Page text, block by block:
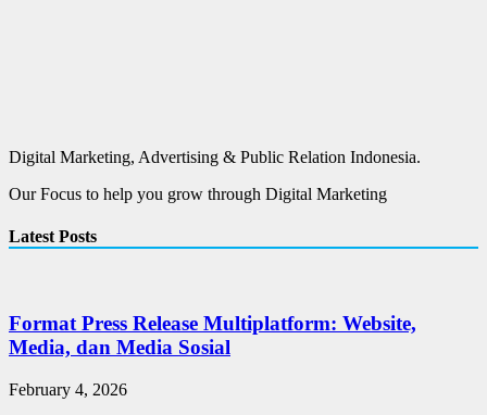
Digital Marketing, Advertising & Public Relation Indonesia.
Our Focus to help you grow through Digital Marketing
Latest Posts
Format Press Release Multiplatform: Website,
Media, dan Media Sosial
February 4, 2026